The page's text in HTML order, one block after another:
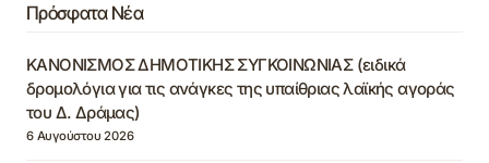
Πρόσφατα Νέα
ΚΑΝΟΝΙΣΜΟΣ ΔΗΜΟΤΙΚΗΣ ΣΥΓΚΟΙΝΩΝΙΑΣ (ειδικά
δρομολόγια για τις ανάγκες της υπαίθριας λαϊκής αγοράς
του Δ. Δράμας)
6 Αυγούστου 2026